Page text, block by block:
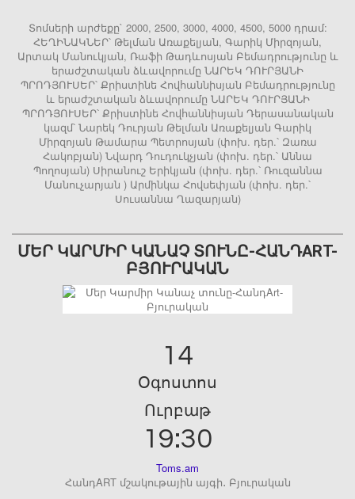
Տոմսերի արժեքը` 2000, 2500, 3000, 4000, 4500, 5000 դրամ:
ՀԵՂԻՆԱԿՆԵՐ՝ Թելման Առաքելյան, Գարիկ Միրզոյան,
Արտակ Մանուկյան, Ռաֆի Թադևոսյան Բեմադրությունը և
երաժշտական ձևավորումը ՆԱՐԵԿ ԴՈՒՐՅԱՆԻ
ՊՐՈԴՅՈՒՍԵՐ՝ Քրիստինե Հովհաննիսյան Բեմադրությունը
և երաժշտական ձևավորումը ՆԱՐԵԿ ԴՈՒՐՅԱՆԻ
ՊՐՈԴՅՈՒՍԵՐ՝ Քրիստինե Հովհաննիսյան Դերասանական
կազմ՝ Նարեկ Դուրյան Թելման Առաքելյան Գարիկ
Միրզոյան Թամարա Պետրոսյան (փոխ. դեր.՝ Զառա
Հակոբյան) Նվարդ Դուդուկչյան (փոխ. դեր.՝ Աննա
Պողոսյան) Սիրանուշ Երիկյան (փոխ. դեր.՝ Ռուզաննա
Մանուչարյան ) Արմինկա Հովսեփյան (փոխ. դեր.՝
Սուսաննա Ղազարյան)
ՄԵՐ ԿԱՐՄԻՐ ԿԱՆԱՉ ՏՈՒՆԸ-ՀԱՆԴART-
ԲՅՈՒՐԱԿԱՆ
14
Օգոստոս
Ուրբաթ
19:30
Toms.am
ՀանդART մշակութային այգի․ Բյուրական